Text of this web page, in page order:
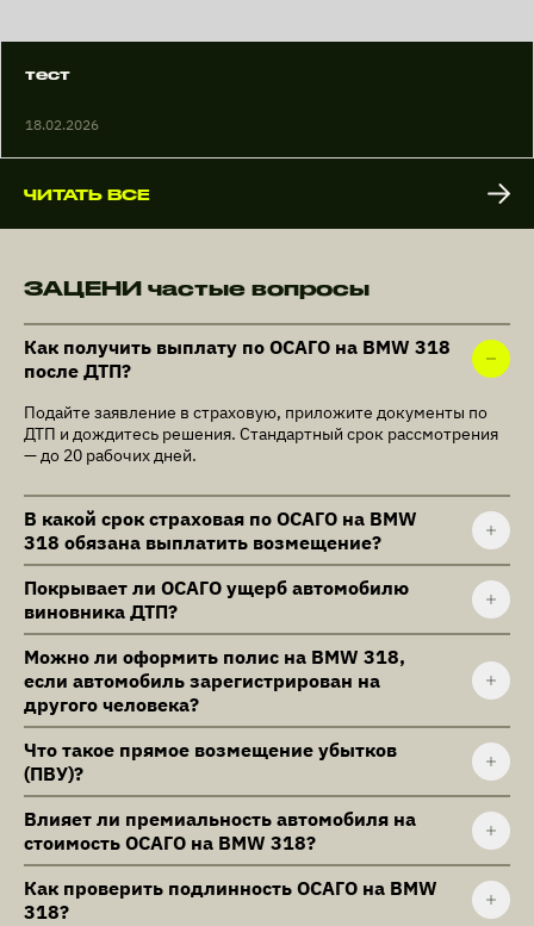
тест
18.02.2026
ЧИТАТЬ ВСЕ
ЗАЦЕНИ частые вопросы
Как получить выплату по ОСАГО на BMW 318
после ДТП?
Подайте заявление в страховую, приложите документы по
ДТП и дождитесь решения. Стандартный срок рассмотрения
— до 20 рабочих дней.
В какой срок страховая по ОСАГО на BMW
318 обязана выплатить возмещение?
Покрывает ли ОСАГО ущерб автомобилю
виновника ДТП?
Можно ли оформить полис на BMW 318,
если автомобиль зарегистрирован на
другого человека?
Что такое прямое возмещение убытков
(ПВУ)?
Влияет ли премиальность автомобиля на
стоимость ОСАГО на BMW 318?
Как проверить подлинность ОСАГО на BMW
318?